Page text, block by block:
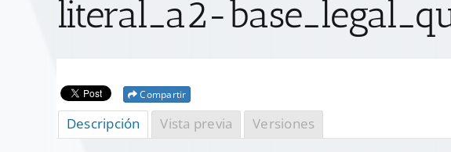
literal_a2-
Compartir
Descripción Vista previa Versiones